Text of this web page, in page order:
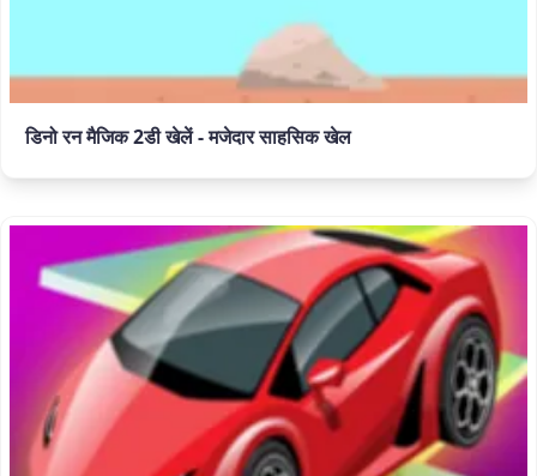
डिनो रन मैजिक 2डी खेलें - मजेदार साहसिक खेल